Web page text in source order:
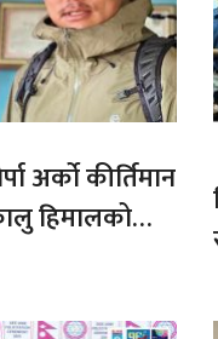
अर्को कीर्तिमान
हिमालको